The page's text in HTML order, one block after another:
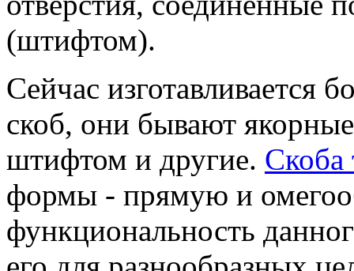
(штифтом).
Сейчас изготавливается
скоб, они бывают
штифтом и другие. Скоба
формы - прямую и
функциональность